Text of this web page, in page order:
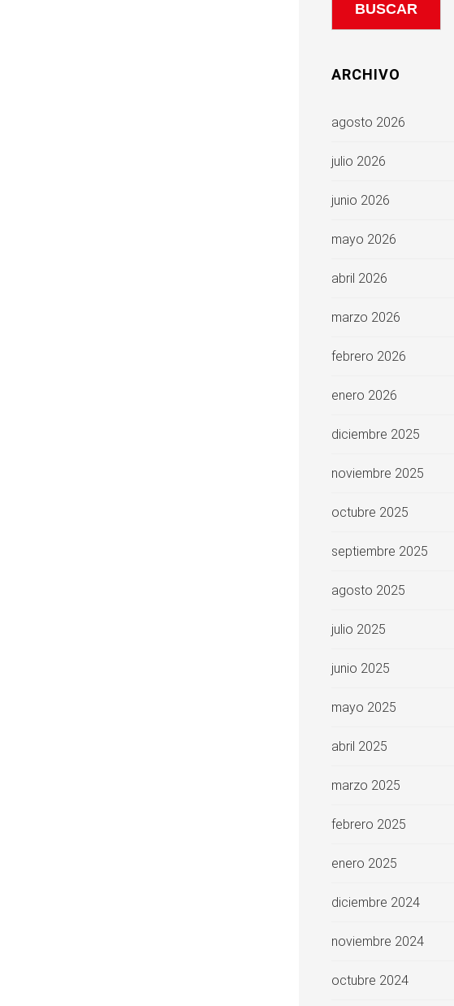
ARCHIVO
agosto 2026
julio 2026
junio 2026
mayo 2026
abril 2026
marzo 2026
febrero 2026
enero 2026
diciembre 2025
noviembre 2025
octubre 2025
septiembre 2025
agosto 2025
julio 2025
junio 2025
mayo 2025
abril 2025
marzo 2025
febrero 2025
enero 2025
diciembre 2024
noviembre 2024
octubre 2024